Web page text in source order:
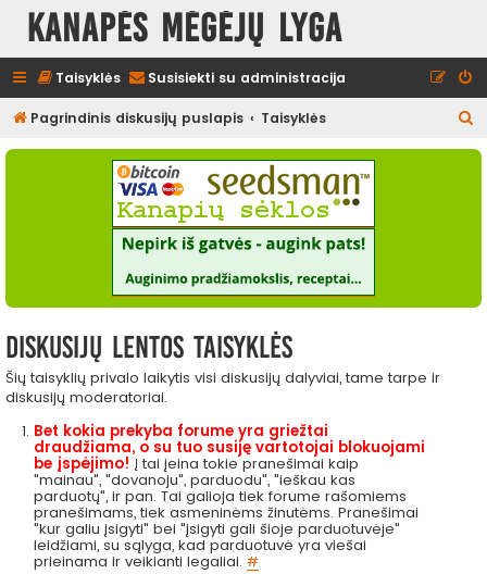
Kanapės mėgėjų lyga
Taisyklės Susisiekti su administracija
Pagrindinis diskusijų puslapis Taisyklės
e
Diskusijų lentos taisyklės
Šių taisyklių privalo laikytis visi diskusijų dalyviai, tame tarpe ir
diskusijų moderatoriai.
Bet kokia prekyba forume yra griežtai
draudžiama, o su tuo susiję vartotojai blokuojami
be įspėjimo! Į tai įeina tokie pranešimai kaip
"mainau", "dovanoju", parduodu", "ieškau kas
parduotų", ir pan. Tai galioja tiek forume rašomiems
pranešimams, tiek asmeninėms žinutėms. Pranešimai
"kur galiu įsigyti" bei "įsigyti gali šioje parduotuvėje"
leidžiami, su sąlyga, kad parduotuvė yra viešai
prieinama ir veikianti legaliai.#